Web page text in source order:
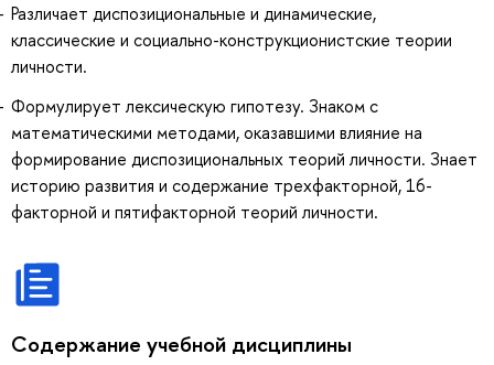
Различает диспозициональные и динамические,
классические и социально-конструкционистские теории
личности.
Формулирует лексическую гипотезу. Знаком с
математическими методами, оказавшими влияние на
формирование диспозициональных теорий личности. Знает
историю развития и содержание трехфакторной, 16-
факторной и пятифакторной теорий личности.
Содержание учебной дисциплины